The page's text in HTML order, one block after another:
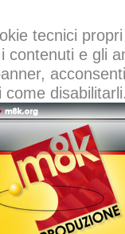
tecnici
contenuti e gli